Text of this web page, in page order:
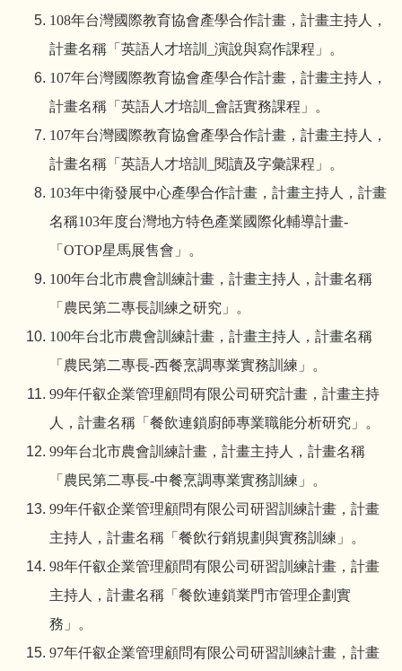
108年台灣國際教育協會產學合作計畫，計畫主持人，
計畫名稱「英語人才培訓
演說與寫作課程」。
107年台灣國際教育協會產學合作計畫，計畫主持人，
計畫名稱「英語人才培訓
會話實務課程」。
107年台灣國際教育協會產學合作計畫，計畫主持人，
計畫名稱「英語人才培訓
閱讀及字彙課程」。
103年中衛發展中心產學合作計畫，計畫主持人，計畫
名稱103年度台灣地方特色產業國際化輔導計畫-
「 OTOP星馬展售會」。
100年台北市農會訓練計畫，計畫主持人，計畫名稱
「農民第二專長訓練之研究」。
100年台北市農會訓練計畫，計畫主持人，計畫名稱
「農民第二專長-西餐烹調專業實務訓練」。
99年仟叡企業管理顧問有限公司研究計畫，計畫主持
人，計畫名稱「餐飲連鎖廚師專業職能分析研究」。
99年台北市農會訓練計畫，計畫主持人，計畫名稱
「農民第二專長-中餐烹調專業實務訓練」。
99年仟叡企業管理顧問有限公司研習訓練計畫，計畫
主持人，計畫名稱「餐飲行銷規劃與實務訓練」。
98年仟叡企業管理顧問有限公司研習訓練計畫，計畫
主持人，計畫名稱「餐飲連鎖業門市管理企劃實
務」。
97年仟叡企業管理顧問有限公司研習訓練計畫，計畫